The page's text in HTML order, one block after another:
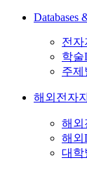
Databases
전자
학술
주제
해외전자
해외
해외
대학